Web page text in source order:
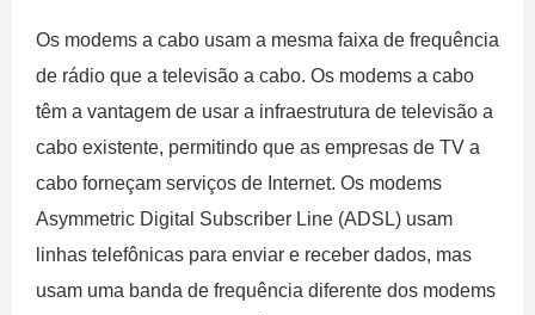
Os modems a cabo usam a mesma faixa de frequência
de rádio que a televisão a cabo. Os modems a cabo
têm a vantagem de usar a infraestrutura de televisão a
cabo existente, permitindo que as empresas de TV a
cabo forneçam serviços de Internet. Os modems
Asymmetric Digital Subscriber Line (ADSL) usam
linhas telefônicas para enviar e receber dados, mas
usam uma banda de frequência diferente dos modems